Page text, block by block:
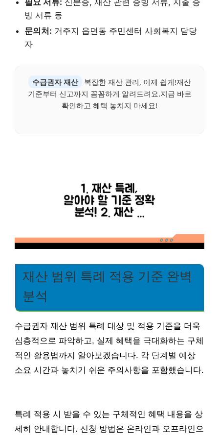
필요 서류: 신분증, 재산 관련 증빙 서류, 지출 증
빙 서류 등
문의처: 거주지 읍면동 주민센터 사회복지 담당
자
수급권자 재산
복잡한 재산 관리, 이제 쉽게!재산
기준부터 신고까지 꼼꼼하게 알려드려요.지금 바로
확인하고 혜택 놓치지 마세요!
재산 범위 특례 적용 기준 완벽
분석
수급권자 재산 범위 특례 대상 및 적용 기준을 더욱
심층적으로 파악하고, 실제 혜택을 극대화하는 구체
적인 활용법까지 알아보겠습니다. 각 단계별 예상
소요 시간과 놓치기 쉬운 주의사항을 포함했습니다.
특례 적용 시 받을 수 있는 구체적인 혜택 내용을 상
세히 안내합니다. 신청 방법은 온라인과 오프라인으